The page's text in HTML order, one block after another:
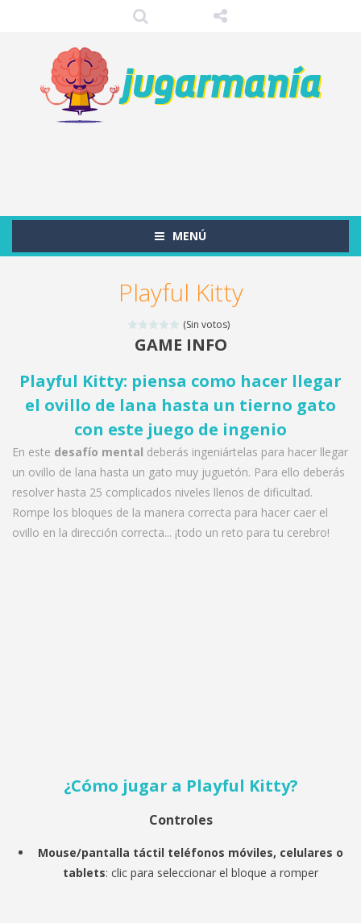
MENÚ
Playful Kitty
(Sin votos)
GAME INFO
Playful Kitty: piensa como hacer llegar
el ovillo de lana hasta un tierno gato
con este juego de ingenio
En este desafío mental deberás ingeniártelas para hacer llegar
un ovillo de lana hasta un gato muy juguetón. Para ello deberás
resolver hasta 25 complicados niveles llenos de dificultad.
Rompe los bloques de la manera correcta para hacer caer el
ovillo en la dirección correcta... ¡todo un reto para tu cerebro!
¿Cómo jugar a Playful Kitty?
Controles
Mouse/pantalla táctil teléfonos móviles, celulares o
tablets: clic para seleccionar el bloque a romper